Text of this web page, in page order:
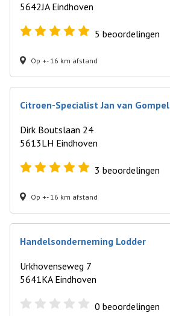
5642JA Eindhoven
5 beoordelingen
Op +- 16 km afstand
Citroen-Specialist Jan van Gompel
Dirk Boutslaan 24
5613LH Eindhoven
3 beoordelingen
Op +- 16 km afstand
Handelsonderneming Lodder
Urkhovenseweg 7
5641KA Eindhoven
0 beoordelingen